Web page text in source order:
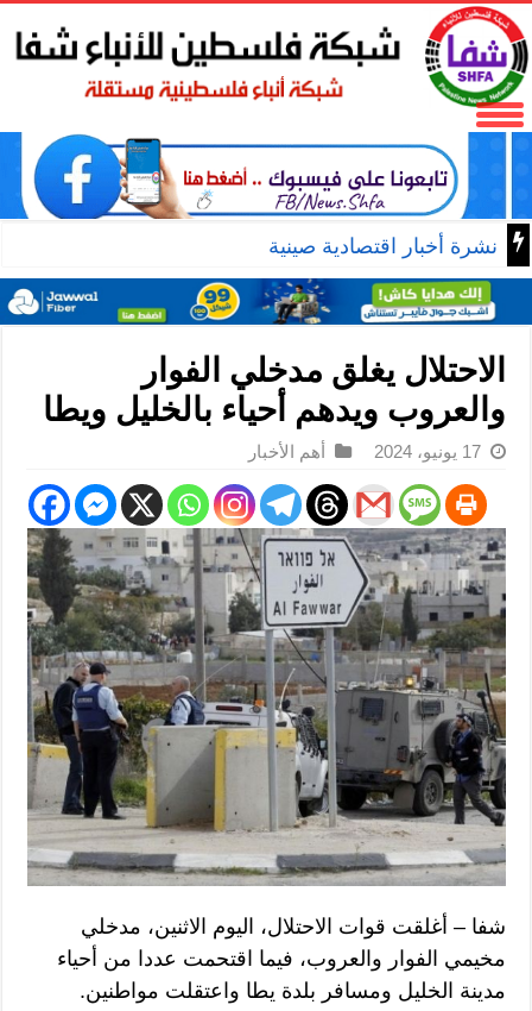
نشرة أخبار اقتصادية صينية
الاحتلال يغلق مدخلي الفوار
والعروب ويدهم أحياء بالخليل ويطا
17 يونيو، 2024 أهم الأخبار
شفا – أغلقت قوات الاحتلال، اليوم الاثنين، مدخلي
مخيمي الفوار والعروب، فيما اقتحمت عددا من أحياء
مدينة الخليل ومسافر بلدة يطا واعتقلت مواطنين.